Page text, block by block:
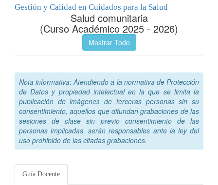
Gestión y Calidad en Cuidados para la Salud
Salud comunitaria
(Curso Académico 2025 - 2026)
Mostrar Todo
Nota informativa: Atendiendo a la normativa de Protección
de Datos y propiedad intelectual en la que se limita la
publicación de imágenes de terceras personas sin su
consentimiento, aquellos que difundan grabaciones de las
sesiones de clase sin previo consentimiento de las
personas implicadas, serán responsables ante la ley del
uso prohibido de las citadas grabaciones.
Guía Docente